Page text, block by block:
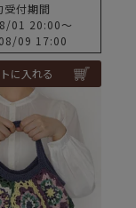
受付期間
01 20:00〜
09 17:00
に入れる